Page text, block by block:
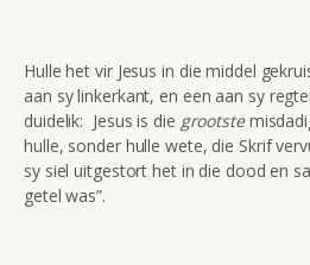
Hulle het vir Jesus in die middel
aan sy linkerkant, en een aan sy
duidelik: Jesus is die grootste
hulle, sonder hulle wete, die Skrif
sy siel uitgestort het in die dood en
getel was”.